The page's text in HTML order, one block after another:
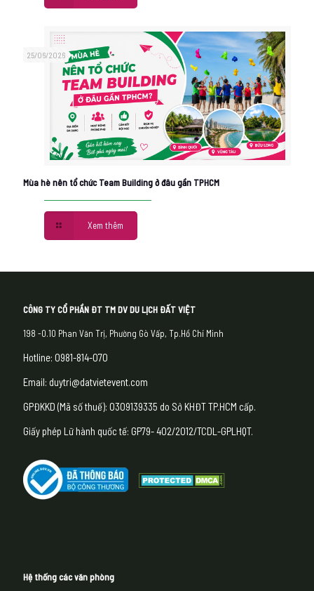
25/06/2026
Mùa hè nên tổ chức Team Building ở đâu gần TPHCM
Xem thêm
CÔNG TY CỔ PHẦN ĐT TM DV DU LỊCH ĐẤT VIỆT
198 -0.10 Phan Văn Trị, Phường Gò Vấp, Tp.Hồ Chí Minh
Hotline: 0981-814-070
Email: duytri@datvietevent.com
GPĐKKD (Mã số thuế): 0309139335 do Sở KHĐT TP.HCM cấp.
Giấy phép Lữ hành quốc tế: GP79- 402/2012/TCDL-GPLHQT.
Hệ thống các văn phòng